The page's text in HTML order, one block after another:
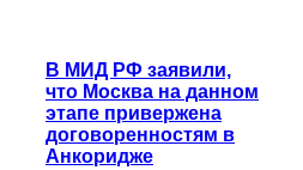
В МИД РФ заявили,
что Москва на данном
этапе привержена
договоренностям в
Анкоридже